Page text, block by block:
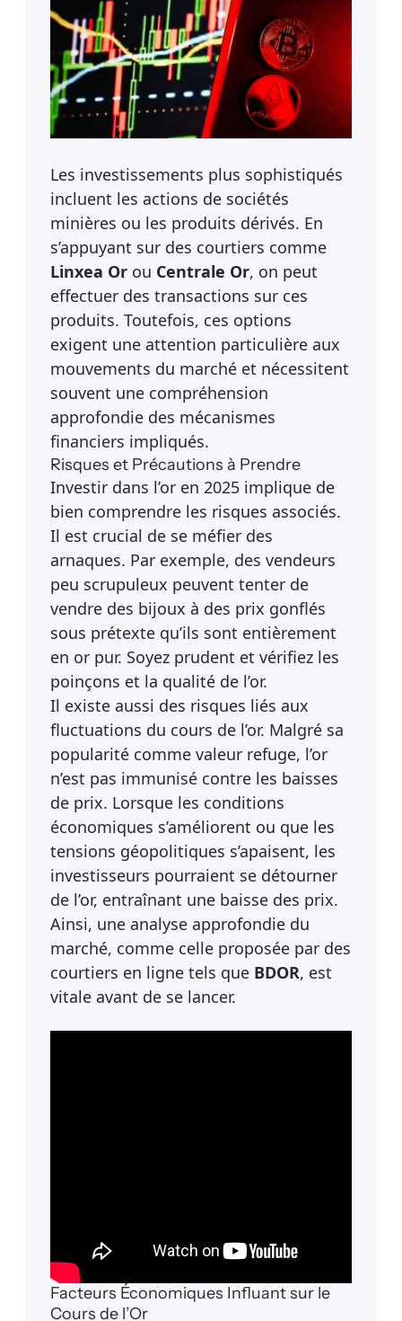
Les investissements plus sophistiqués
incluent les actions de sociétés
minières ou les produits dérivés. En
s’appuyant sur des courtiers comme
Linxea Or ou Centrale Or, on peut
effectuer des transactions sur ces
produits. Toutefois, ces options
exigent une attention particulière aux
mouvements du marché et nécessitent
souvent une compréhension
approfondie des mécanismes
financiers impliqués.
Risques et Précautions à Prendre
Investir dans l’or en 2025 implique de
bien comprendre les risques associés.
Il est crucial de se méfier des
arnaques. Par exemple, des vendeurs
peu scrupuleux peuvent tenter de
vendre des bijoux à des prix gonflés
sous prétexte qu’ils sont entièrement
en or pur. Soyez prudent et vérifiez les
poinçons et la qualité de l’or.
Il existe aussi des risques liés aux
fluctuations du cours de l’or. Malgré sa
popularité comme valeur refuge, l’or
n’est pas immunisé contre les baisses
de prix. Lorsque les conditions
économiques s’améliorent ou que les
tensions géopolitiques s’apaisent, les
investisseurs pourraient se détourner
de l’or, entraînant une baisse des prix.
Ainsi, une analyse approfondie du
marché, comme celle proposée par des
courtiers en ligne tels que BDOR, est
vitale avant de se lancer.
Facteurs Économiques Influant sur le
Cours de l’Or